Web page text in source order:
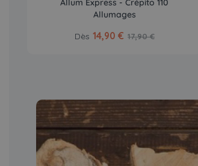
Allum Express - Crépito 110
Allumages
Dès 14,90 € 17,90 €